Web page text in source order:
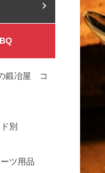
鍛冶屋 コ
別
ツ用品